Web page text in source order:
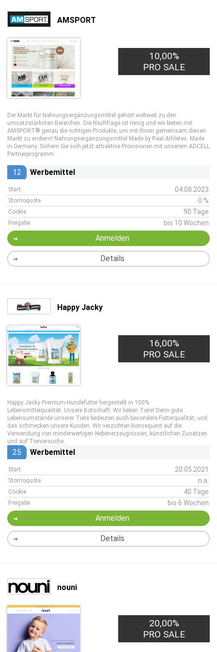
AMSPORT
10,00%
PRO SALE
Der Markt für Nahrungsergänzungsmittel gehört weltweit zu den
umsatzstärksten Bereichen. Die Nachfrage ist riesig und wir bieten mit
AMSPORT® genau die richtigen Produkte, um mit Ihnen gemeinsam diesen
Markt zu erobern! Nahrungsergänzungsmittel Made by Real Athletes. Made
in Germany. Sichern Sie sich jetzt attraktive Provisionen mit unserem ADCELL
Partnerprogramm.
12 Werbemittel
Start 04.08.2023
Stornoquote 0 %
Cookie 90 Tage
Freigabe bis 10 Wochen
Anmelden
Details
Happy Jacky
16,00%
PRO SALE
Happy Jacky Premium-Hundefutter hergestellt in 100%
Lebensmittelqualität. Unsere Botschaft: Wir lieben Tiere! Denn gute
Lebensumstände unserer Tiere bedeuten auch besondere Futterqualität, und
das schmecken unsere Kunden. Wir verzichten konsequent auf die
Verwendung von minderwertigen Nebenerzeugnissen, künstlichen Zusätzen
und auf Tierversuche.
25 Werbemittel
Start 20.05.2021
Stornoquote n.a.
Cookie 40 Tage
Freigabe bis 6 Wochen
Anmelden
Details
nouni
20,00%
PRO SALE